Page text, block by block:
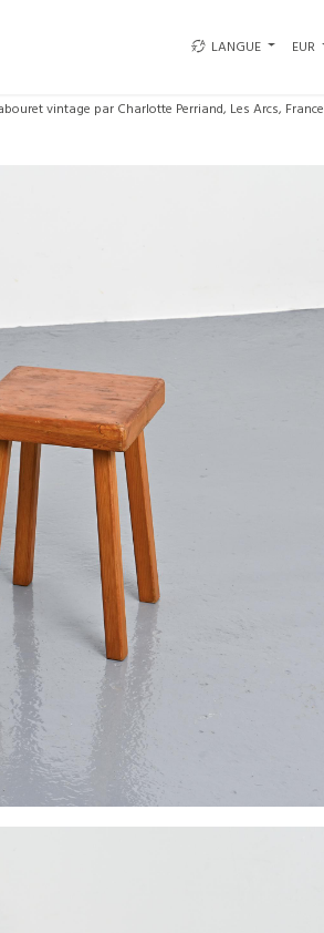
LANGUE EUR
vintage par Charlotte Perriand, Les Arcs, France